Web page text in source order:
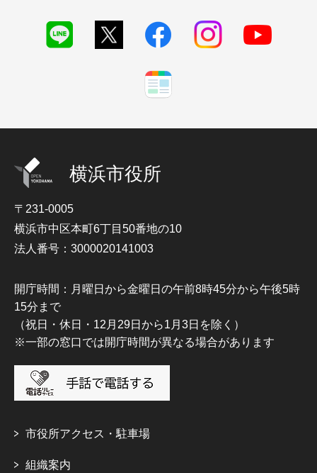
横浜市役所
〒231-0005
横浜市中区本町6丁目50番地の10
法人番号：3000020141003
開庁時間：月曜日から金曜日の午前8時45分から午後5時
15分まで
（祝日・休日・12月29日から1月3日を除く）
※一部の窓口では開庁時間が異なる場合があります
市役所アクセス・駐車場
組織案内